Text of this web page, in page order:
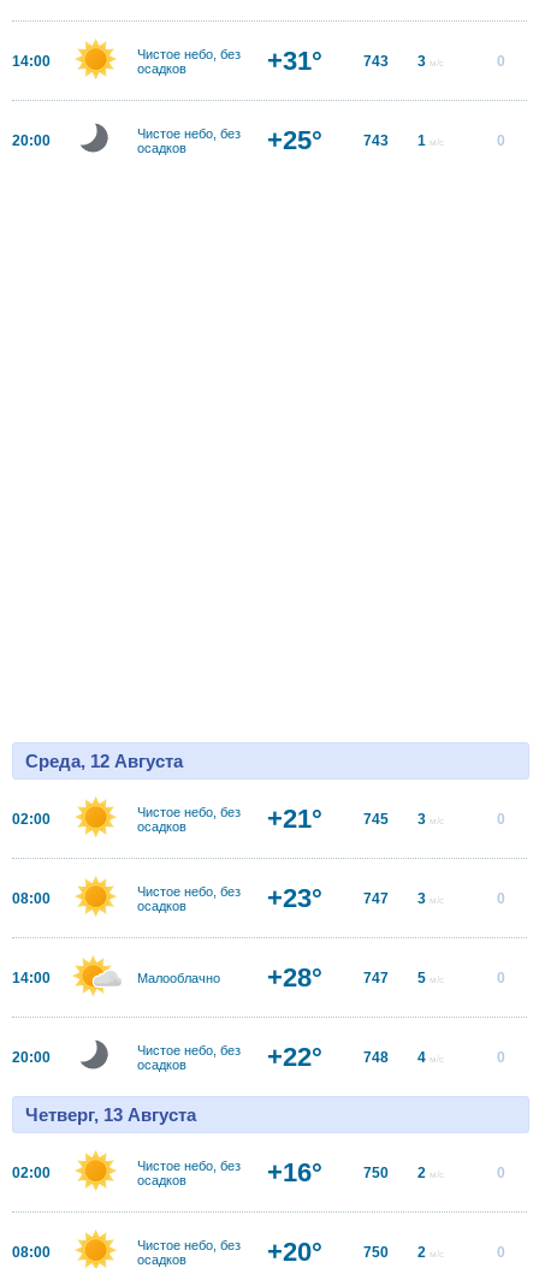
14:00
Чистое небо, без
осадков
+31° 743 3 м/с 0
20:00
Чистое небо, без
осадков
+25° 743 1 м/с 0
Среда, 12 Августа
02:00
Чистое небо, без
осадков
+21° 745 3 м/с 0
08:00
Чистое небо, без
осадков
+23° 747 3 м/с 0
14:00 Малооблачно +28° 747 5 м/с 0
20:00
Чистое небо, без
осадков
+22° 748 4 м/с 0
Четверг, 13 Августа
02:00
Чистое небо, без
осадков
+16° 750 2 м/с 0
08:00
Чистое небо, без
осадков
+20° 750 2 м/с 0